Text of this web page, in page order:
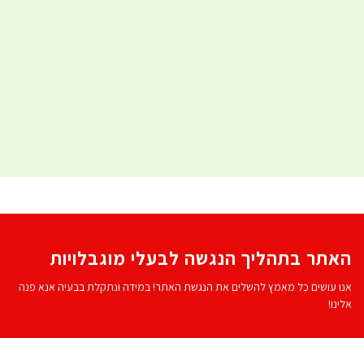
האתר בתהליך הנגשה לבעלי מוגבלויות
אנו עושים כל מאמץ להשלים את הנגשת האתר! במידה ונתקלת בבעיה אנא פנה
אלינו!